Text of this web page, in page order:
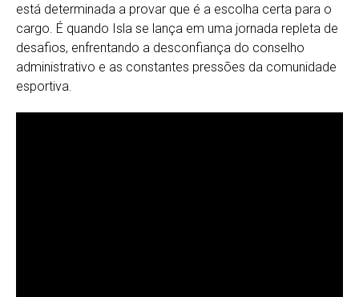
está determinada a provar que é a escolha certa para o
cargo. É quando Isla se lança em uma jornada repleta de
desafios, enfrentando a desconfiança do conselho
administrativo e as constantes pressões da comunidade
esportiva.